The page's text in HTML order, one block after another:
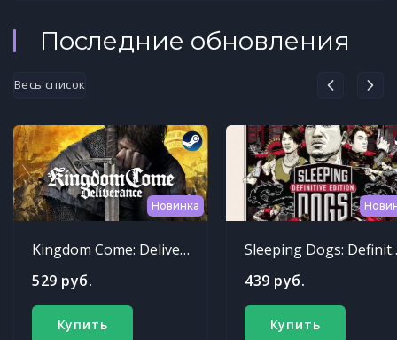
Последние обновления
Весь список
Новинка
Kingdom Come: Deliverance
529 руб.
Купить
Sleeping
439 руб.
Купить